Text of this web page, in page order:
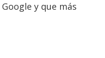
y que más